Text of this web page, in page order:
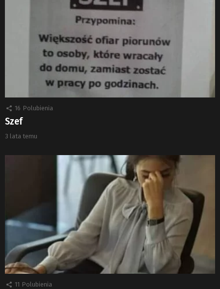
16 Polubienia
Szef
3 lata temu
11 Polubienia